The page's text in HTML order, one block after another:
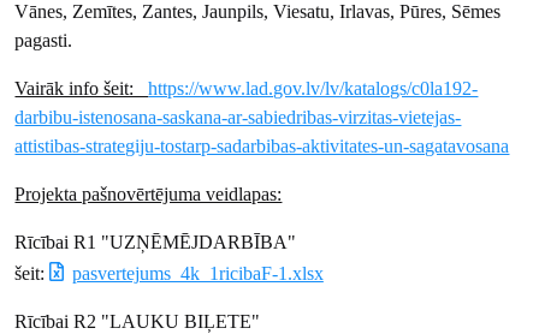
Vānes, Zemītes, Zantes, Jaunpils, Viesatu, Irlavas, Pūres, Sēmes
pagasti.
Vairāk info šeit:https://www.lad.gov.lv/lv/katalogs/c0la192-
darbibu-istenosana-saskana-ar-sabiedribas-virzitas-vietejas-
attistibas-strategiju-tostarp-sadarbibas-aktivitates-un-sagatavosana
Projekta pašnovērtējuma veidlapas:
Rīcībai R1 "UZŅĒMĒJDARBĪBA"
šeit:
pasvertejums_4k_1ricibaF-1.xlsx
Rīcībai R2 "LAUKU BIĻETE"